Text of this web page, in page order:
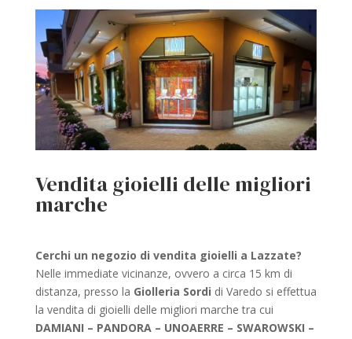
Vendita gioielli delle migliori
marche
Cerchi un negozio di vendita gioielli a Lazzate?
Nelle immediate vicinanze, ovvero a circa 15 km di
distanza, presso la Giolleria Sordi di Varedo si effettua
la vendita di gioielli delle migliori marche tra cui
DAMIANI – PANDORA – UNOAERRE – SWAROWSKI –